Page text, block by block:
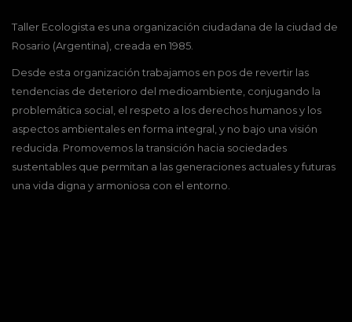
Taller Ecologista es una organización ciudadana de la ciudad de
Rosario (Argentina), creada en 1985.
Desde esta organización trabajamos en pos de revertir las
tendencias de deterioro del medioambiente, conjugando la
problemática social, el respeto a los derechos humanos y los
aspectos ambientales en forma integral, y no bajo una visión
reducida. Promovemos la transición hacia sociedades
sustentables que permitan a las generaciones actuales y futuras
una vida digna y armoniosa con el entorno.